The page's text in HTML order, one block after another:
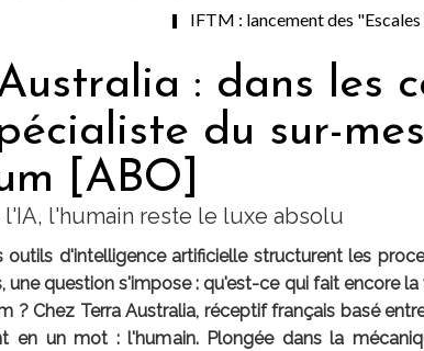
IFTM : lancement des "Escales Littéraires", la
: dans les
du sur-
[ABO]
l'humain reste le luxe absolu
outils d'intelligence artificielle structurent les
une question s'impose : qu'est-ce qui fait encore
? Chez Terra Australia, réceptif français basé
en un mot : l'humain. Plongée dans la